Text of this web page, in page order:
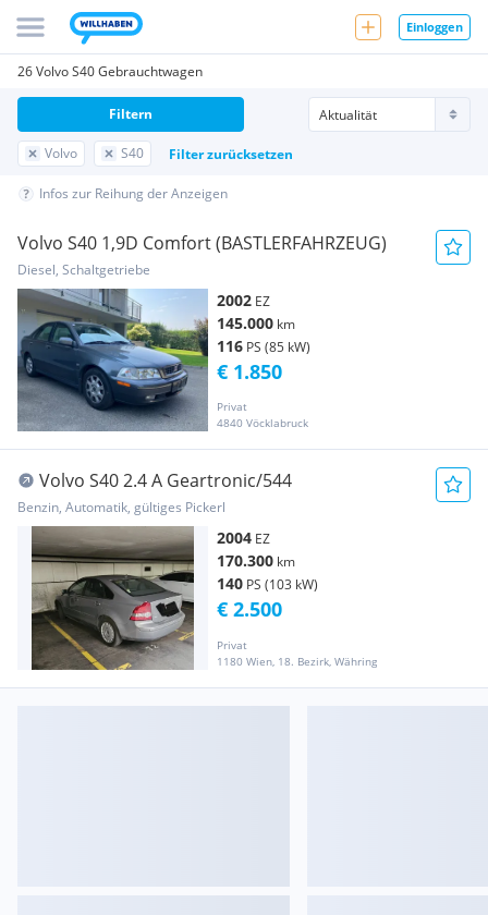
Einloggen
26 Volvo S40 Gebrauchtwagen
Volvo S40 Filter zurücksetzen
Filtern
Infos zur Reihung der Anzeigen
Volvo S40 1,9D Comfort (BASTLERFAHRZEUG)
Diesel, Schaltgetriebe
2002 EZ
145.000 km
116 PS (85 kW)
Privat
4840 Vöcklabruck
€ 1.850
Volvo S40 2.4 A Geartronic/544
Benzin, Automatik, gültiges Pickerl
2004 EZ
170.300 km
140 PS (103 kW)
Privat
1180 Wien, 18. Bezirk, Währing
€ 2.500